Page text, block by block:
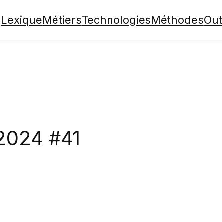
LexiqueMétiersTechnologiesMéthodes
#41